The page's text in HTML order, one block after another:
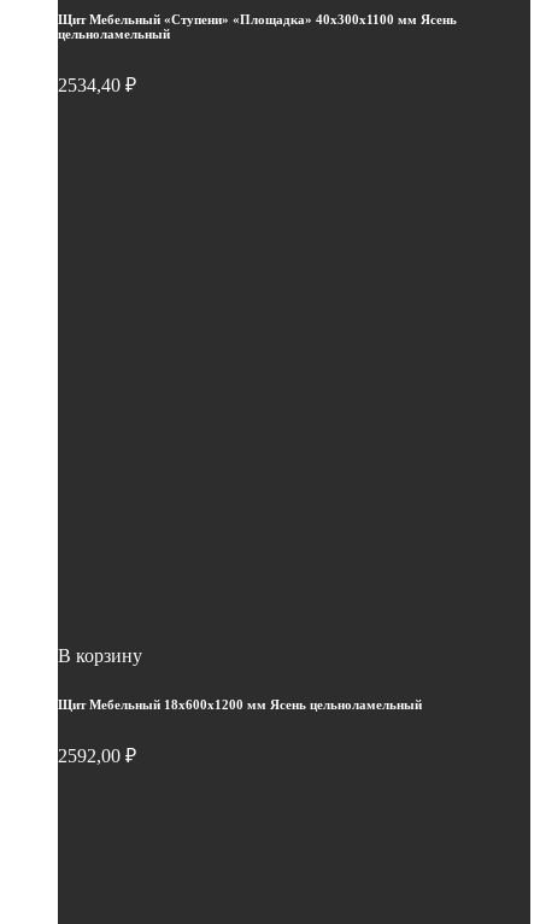
Щит Мебельный «Ступени» «Площадка» 40х300х1100 мм Ясень
цельноламельный
2534,40 ₽
В корзину
Щит Мебельный 18х600х1200 мм Ясень цельноламельный
2592,00 ₽